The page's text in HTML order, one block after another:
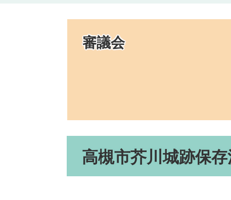
審議会
高槻市芥川城跡保